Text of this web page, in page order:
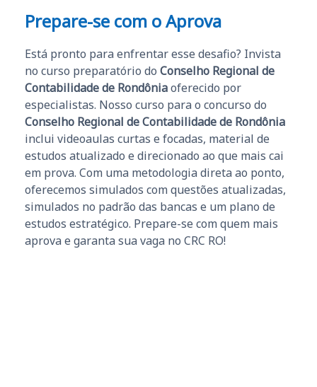
Prepare-se com o Aprova
Está pronto para enfrentar esse desafio? Invista
no curso preparatório do Conselho Regional de
Contabilidade de Rondôniaoferecido por
especialistas. Nosso curso para o concurso do
Conselho Regional de Contabilidade de Rondônia
inclui videoaulas curtas e focadas, material de
estudos atualizado e direcionado ao que mais cai
em prova. Com uma metodologia direta ao ponto,
oferecemos simulados com questões atualizadas,
simulados no padrão das bancas e um plano de
estudos estratégico. Prepare-se com quem mais
aprova e garanta sua vaga no CRC RO!